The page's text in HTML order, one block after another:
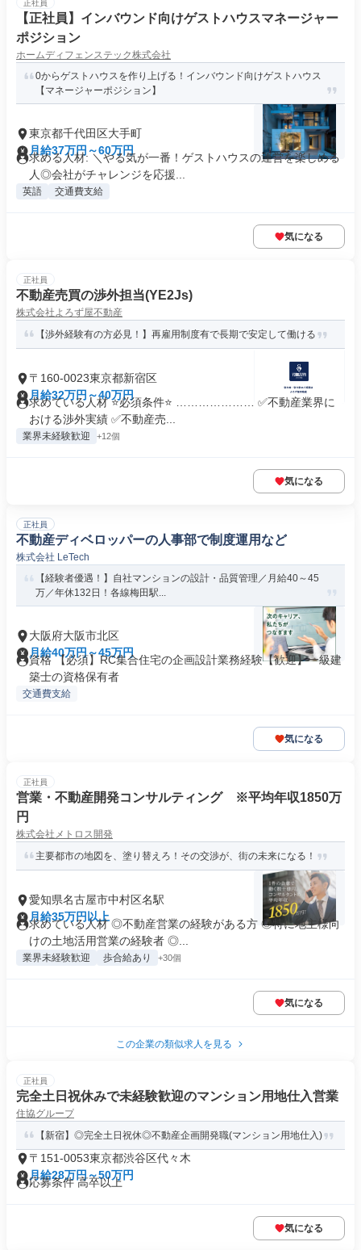
正社員
【正社員】インバウンド向けゲストハウスマネージャー
ポジション
ホームディフェンステック株式会社
0からゲストハウスを作り上げる！インバウンド向けゲストハウス
【マネージャーポジション】
東京都千代田区大手町
月給37万円～60万円
求める人材: ＼やる気が一番！ゲストハウスの運営を楽しめる
人◎会社がチャレンジを応援...
英語 交通費支給
気になる
正社員
不動産売買の渉外担当(YE2Js)
株式会社よろず屋不動産
【渉外経験有の方必見！】再雇用制度有で長期で安定して働ける
〒160-0023東京都新宿区
月給32万円～40万円
求めている人材 ⭐必須条件⭐ ………………… ✅不動産業界に
おける渉外実績 ✅不動産売...
業界未経験歓迎 +12個
気になる
正社員
不動産ディベロッパーの人事部で制度運用など
株式会社 LeTech
【経験者優遇！】自社マンションの設計・品質管理／月給40～45
万／年休132日！各線梅田駅...
大阪府大阪市北区
月給40万円～45万円
資格 【必須】RC集合住宅の企画設計業務経験【歓迎】一級建
築士の資格保有者
交通費支給
気になる
正社員
営業・不動産開発コンサルティング ※平均年収1850万
円
株式会社メトロス開発
主要都市の地図を、塗り替えろ！その交渉が、街の未来になる！
愛知県名古屋市中村区名駅
月給35万円以上
求めている人材 ◎不動産営業の経験がある方 ◎特に地主様向
けの土地活用営業の経験者 ◎...
業界未経験歓迎 歩合給あり +30個
気になる
この企業の類似求人を見る
正社員
完全土日祝休みで未経験歓迎のマンション用地仕入営業
住協グループ
【新宿】◎完全土日祝休◎不動産企画開発職(マンション用地仕入)
〒151-0053東京都渋谷区代々木
月給28万円～50万円
応募条件 高卒以上
気になる